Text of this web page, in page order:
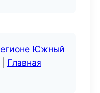
Южный
Главная